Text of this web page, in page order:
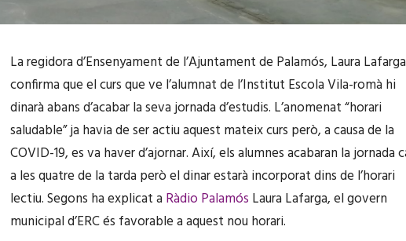
La regidora d’Ensenyament de l’Ajuntament de Palamós, Laura
confirma que el curs que ve l’alumnat de l’Institut Escola Vila-romà hi
dinarà abans d’acabar la seva jornada d’estudis. L’anomenat “horari
saludable” ja havia de ser actiu aquest mateix curs però, a causa de la
COVID-19, es va haver d’ajornar. Així, els alumnes acabaran la jornada
a les quatre de la tarda però el dinar estarà incorporat dins de l’horari
lectiu. Segons ha explicat a Ràdio Palamós Laura Lafarga, el govern
municipal d’ERC és favorable a aquest nou horari.